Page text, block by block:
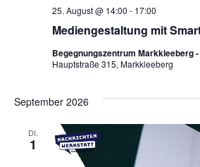
Mediengestaltung mit
25. August @ 14:00 - 17:00
Begegnungszentrum Markkleeberg
Hauptstraße 315, Markkleeberg
September 2026
DI.
1